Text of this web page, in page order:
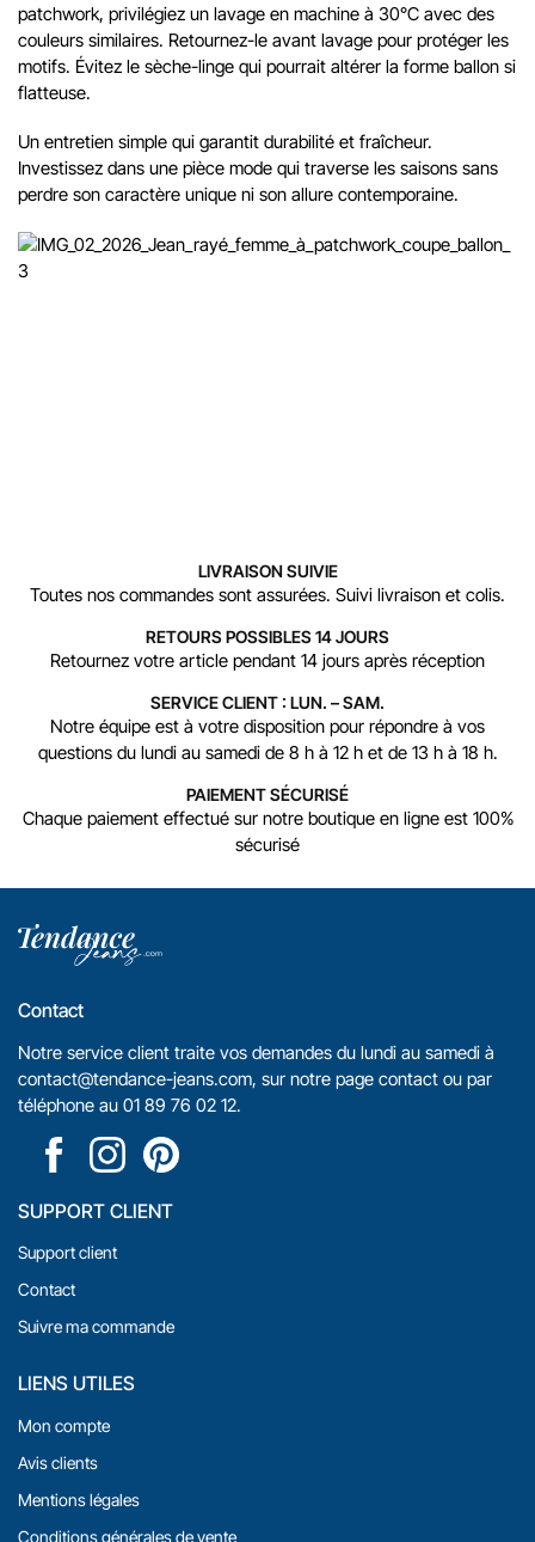
patchwork, privilégiez un lavage en machine à 30°C avec des
couleurs similaires. Retournez-le avant lavage pour protéger les
motifs. Évitez le sèche-linge qui pourrait altérer la forme ballon si
flatteuse.
Un entretien simple qui garantit durabilité et fraîcheur.
Investissez dans une pièce mode qui traverse les saisons sans
perdre son caractère unique ni son allure contemporaine.
LIVRAISON SUIVIE
Toutes nos commandes sont assurées. Suivi livraison et colis.
RETOURS POSSIBLES 14 JOURS
Retournez votre article pendant 14 jours après réception
SERVICE CLIENT : LUN. – SAM.
Notre équipe est à votre disposition pour répondre à vos
questions du lundi au samedi de 8 h à 12 h et de 13 h à 18 h.
PAIEMENT SÉCURISÉ
Chaque paiement effectué sur notre boutique en ligne est 100%
sécurisé
Contact
Notre service client traite vos demandes du lundi au samedi à
contact@tendance-jeans.com, sur notre page contact ou par
téléphone au 01 89 76 02 12.
SUPPORT CLIENT
Support client
Contact
Suivre ma commande
LIENS UTILES
Mon compte
Avis clients
Mentions légales
Conditions générales de vente